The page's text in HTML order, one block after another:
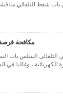
باب شفط التلقائي
مكافحة
السلس باب
، وغالبا في